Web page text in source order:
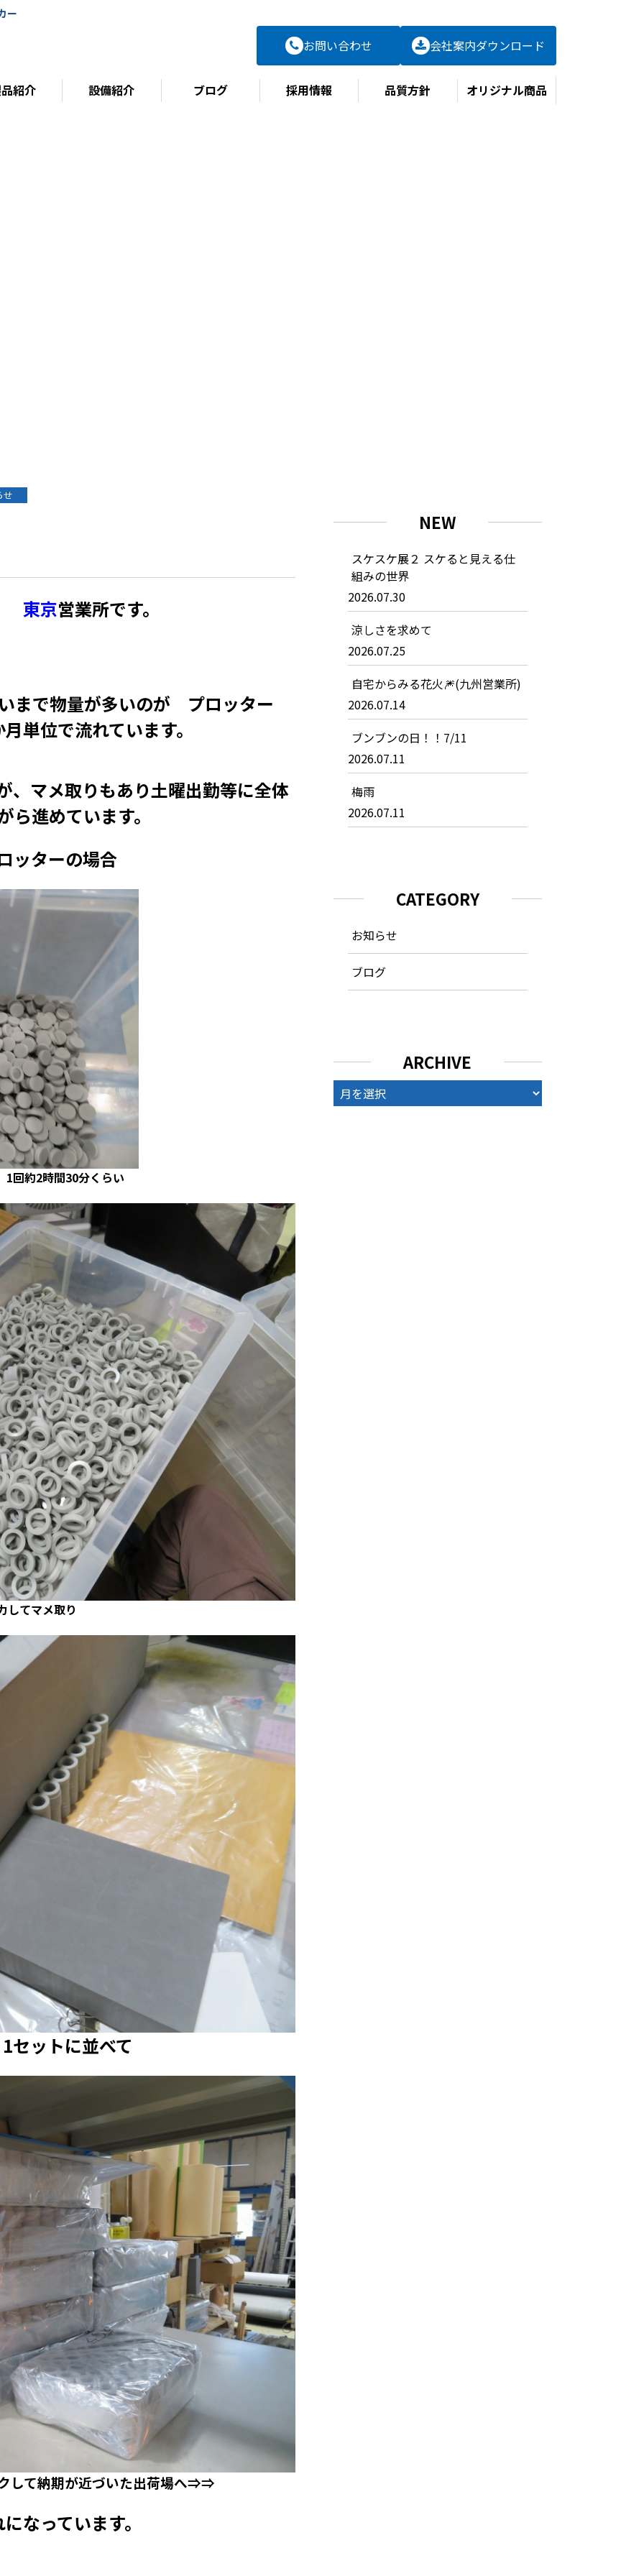
ー
お問い合わせ 会社案内ダウンロード
紹介 設備紹介 ブログ 採用情報 品質方針 オリジナル商品
せ
東京営業所です。
まで物量が多いのが プロッター
単位で流れています。
、マメ取りもあり土曜出勤等に全体
ら進めています。
ターの場合
回約2時間30分くらい
してマメ取り
ットに並べて
して納期が近づいた出荷場へ⇒⇒
なっています。
NEW
スケスケ展２ スケると見える仕
組みの世界
2026.07.30
涼しさを求めて
2026.07.25
自宅からみる花火🎆(九州営業所)
2026.07.14
ブンブンの日！！7/11
2026.07.11
梅雨
2026.07.11
CATEGORY
お知らせ
ブログ
ARCHIVE
ARCHIVE